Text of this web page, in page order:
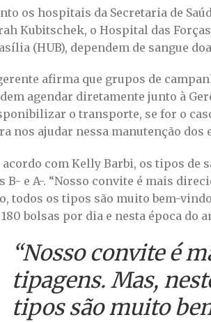
os hospitais da Secretaria de
Kubitschek, o Hospital das
(HUB), dependem de sangue
afirma que grupos de
agendar diretamente junto à
o transporte, se for o
nos ajudar nessa manutenção dos
acordo com Kelly Barbi, os tipos de
B- e A-. “Nosso convite é mais
todos os tipos são muito bem-
180 bolsas por dia e nesta época do
“Nosso convite é
tipagens. Mas,
tipos são muito